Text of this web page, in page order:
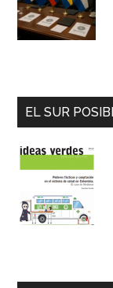
EL SUR